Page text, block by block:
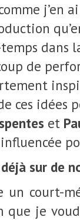
j’en
dans
de
ces idées
et
influencée
sur de
un court-
je